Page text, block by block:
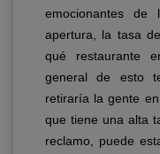
emocionantes
apertura, la tasa
qué restaurante
general de esto
retiraría la gente
que tiene una alta
reclamo, puede